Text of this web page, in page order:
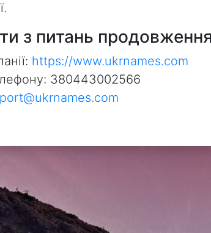
з питань
https://www.ukrnames.com
380443002566